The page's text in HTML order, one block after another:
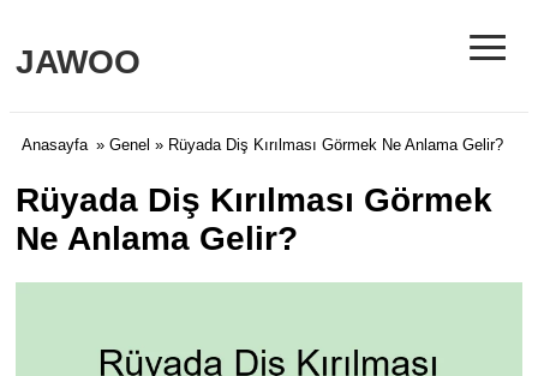
JAWOO ≡
Anasayfa » Genel » Rüyada Diş Kırılması Görmek Ne Anlama Gelir?
Rüyada Diş Kırılması Görmek
Ne Anlama Gelir?